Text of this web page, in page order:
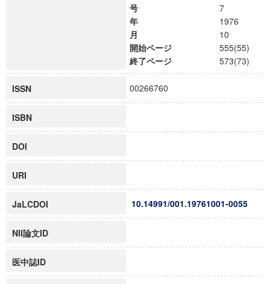
号
7
年
1976
月
10
開始ページ
555(55)
終了ページ
573(73)
ISSN 00266760
ISBN
DOI
URI
JaLCDOI 10.14991/001.19761001-0055
NII論文ID
医中誌ID